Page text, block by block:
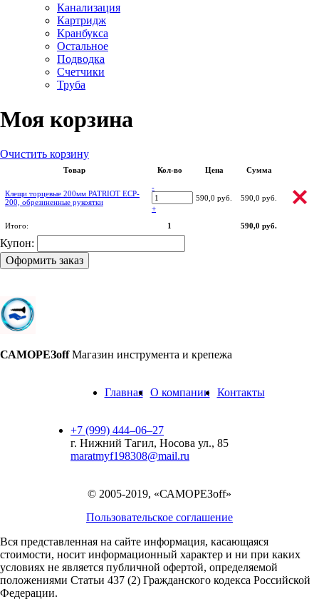
Канализация
Картридж
Кранбукса
Остальное
Подводка
Счетчики
Труба
Моя корзина
Очистить корзину
Товар Кол-во Цена Сумма
Клещи торцевые 200мм PATRIOT ECP-
200, обрезиненные рукоятки
-
+
590,0 руб. 590,0 руб.
Итого: 1 590,0 руб.
Купон:
Оформить заказ
САМОРЕЗoff Магазин инструмента и крепежа
Главная О компании Контакты
+7 (999) 444‒06‒27
г. Нижний Тагил, Носова ул., 85
maratmyf198308@mail.ru
© 2005-2019, «САМОРЕЗoff»
Пользовательское соглашение
Вся представленная на сайте информация, касающаяся
стоимости, носит информационный характер и ни при каких
условиях не является публичной офертой, определяемой
положениями Статьи 437 (2) Гражданского кодекса Российской
Федерации.